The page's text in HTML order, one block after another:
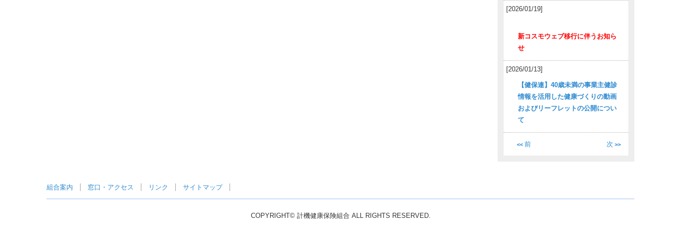
[2026/01/19]
新コスモウェブ移行に伴うお知ら
せ
[2026/01/13]
【健保連】40歳未満の事業主健診
情報を活用した健康づくりの動画
およびリーフレットの公開につい
て
<< 前 次 >>
組合案内 窓口・アクセス リンク サイトマップ
COPYRIGHT© 計機健康保険組合 ALL RIGHTS RESERVED.